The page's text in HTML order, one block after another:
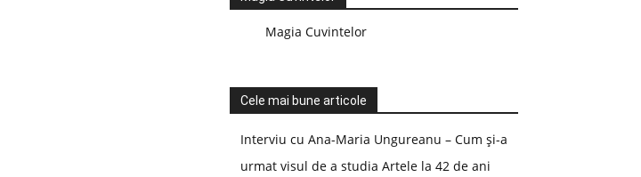
Magia Cuvintelor
Cele mai bune articole
Interviu cu Ana-Maria Ungureanu – Cum și-a
urmat visul de a studia Artele la 42 de ani